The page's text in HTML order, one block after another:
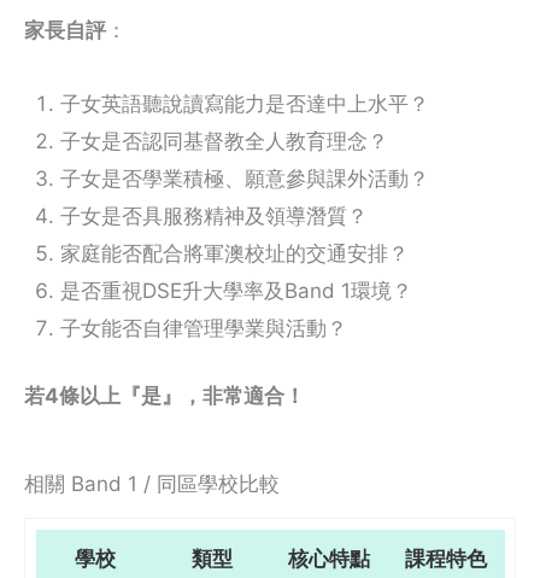
家長自評 ：
子女英語聽說讀寫能力是否達中上水平？
子女是否認同基督教全人教育理念？
子女是否學業積極、願意參與課外活動？
子女是否具服務精神及領導潛質？
家庭能否配合將軍澳校址的交通安排？
是否重視DSE升大學率及Band 1環境？
子女能否自律管理學業與活動？
若4條以上『是』，非常適合！
相關 Band 1 / 同區學校比較
學校 類型 核心特點 課程特色